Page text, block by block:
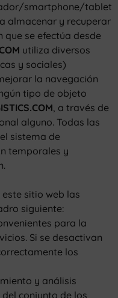
smartphone/tablet
almacenar y recuperar
se efectúa desde
utiliza diversos
y sociales)
la navegación
tipo de objeto
, a través de
alguno. Todas las
sistema de
temporales y
sitio web las
siguiente:
para la
Si se desactivan
los
y análisis
conjunto de los